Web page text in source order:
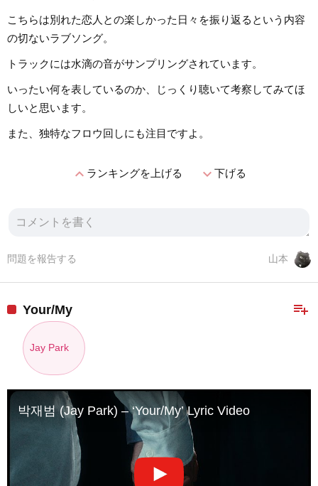
こちらは別れた恋人との楽しかった日々を振り返るという内容
の切ないラブソング。
トラックには水滴の音がサンプリングされています。
いったい何を表しているのか、じっくり聴いて考察してみてほ
しいと思います。
また、独特なフロウ回しにも注目ですよ。
expand_lessランキングを上げる expand_more下げる
山本
問題を報告する
playlist_add
Your/My
Jay Park
박재범 (Jay Park) – ‘Your/My’ Lyric Video